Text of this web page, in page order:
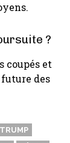
?
coupés et
des